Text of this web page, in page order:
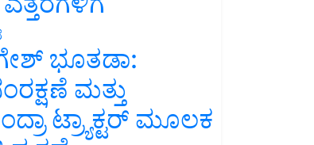
ಭೂತಡಾ:
ಮತ್ತು
ಟ್ರ್ಯಾಕ್ಟರ್ ಮೂಲಕ